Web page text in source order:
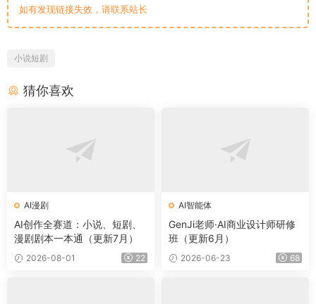
如有发现链接失效，请联系站长
小说短剧
猜你喜欢
AI漫剧
AI创作全赛道：小说、短剧、
漫剧剧本一本通（更新7月）
2026-08-01 22
AI智能体
GenJi老师·AI商业设计师研修
班（更新6月）
2026-06-23 68